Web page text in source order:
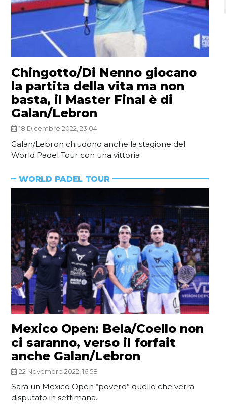
Chingotto/Di Nenno giocano
la partita della vita ma non
basta, il Master Final è di
Galan/Lebron
18 Dicembre 2022, 23:04
Galan/Lebron chiudono anche la stagione del
World Padel Tour con una vittoria
WORLD PADEL TOUR
Mexico Open: Bela/Coello non
ci saranno, verso il forfait
anche Galan/Lebron
22 Novembre 2022, 16:58
Sarà un Mexico Open “povero” quello che verrà
disputato in settimana.